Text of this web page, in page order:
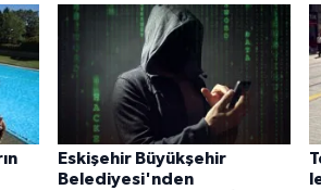
Eskişehir Büyükşehir
Belediyesi'nden